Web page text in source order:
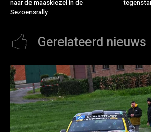
naar de maaskiezel in de
Sezoensrally
Gerelateerd nieuws